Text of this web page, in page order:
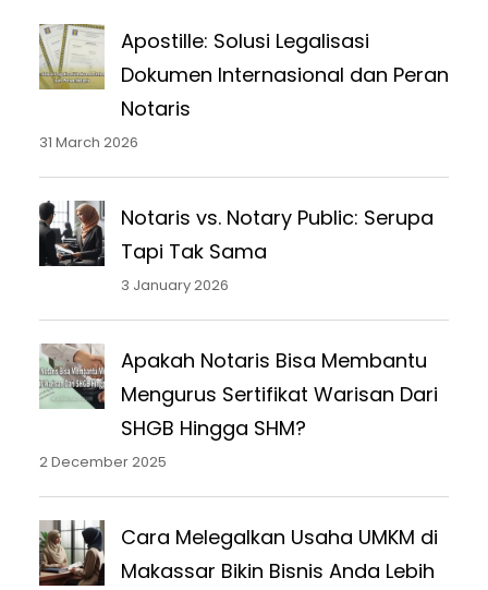
Apostille: Solusi Legalisasi
Dokumen Internasional dan Peran
Notaris
31 March 2026
Notaris vs. Notary Public: Serupa
Tapi Tak Sama
3 January 2026
Apakah Notaris Bisa Membantu
Mengurus Sertifikat Warisan Dari
SHGB Hingga SHM?
2 December 2025
Cara Melegalkan Usaha UMKM di
Makassar Bikin Bisnis Anda Lebih